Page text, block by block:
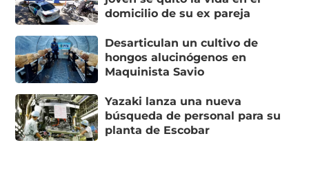
domicilio de su ex pareja
Desarticulan un cultivo de
hongos alucinógenos en
Maquinista Savio
Yazaki lanza una nueva
búsqueda de personal para su
planta de Escobar